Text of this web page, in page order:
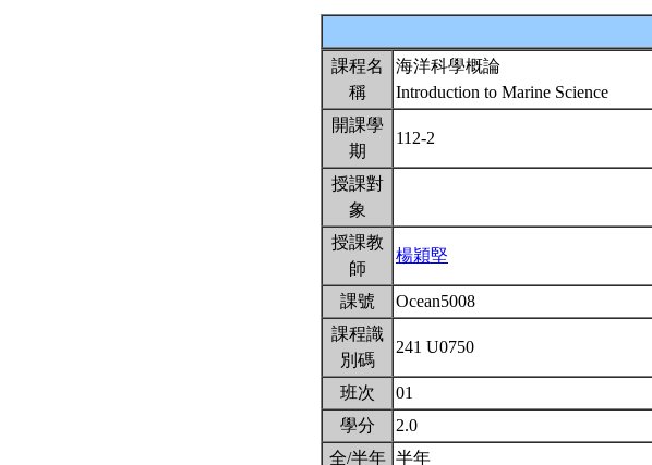
課程名
稱
海洋科學概論
Introduction to Marine Science
開課學
期
112-2
授課對
象
授課教
師
楊穎堅
課號
Ocean5008
課程識
別碼
241 U0750
班次
01
學分
2.0
全/半年 半年